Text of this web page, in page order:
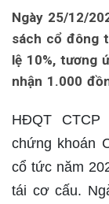
Ngày 25/12/
sách cổ đông
lệ 10%, tương
nhận 1.000
HĐQT CTCP
chứng khoán
cổ tức năm
tái cơ cấu.